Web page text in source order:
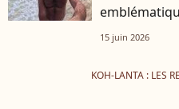
15 juin 2026
KOH-LANTA : LES